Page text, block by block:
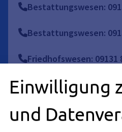
Bestattungswesen:
Bestattungswesen:
Friedhofswesen: 09131
09131 -2284
Einwilligung
und